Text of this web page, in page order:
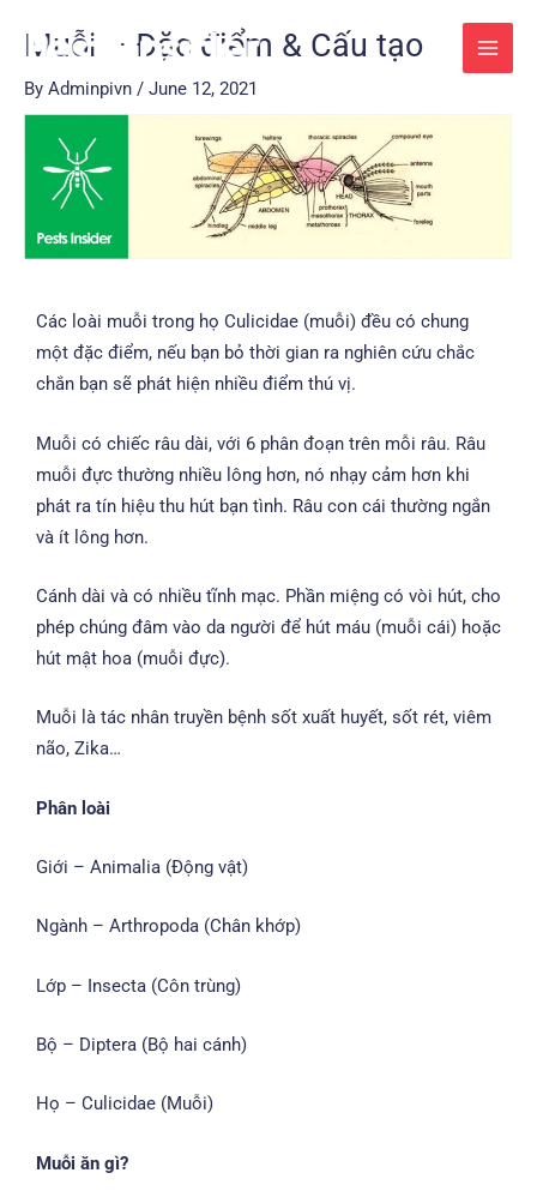
content
Muỗi – Đặc điểm & Cấu tạo
By Adminpivn / June 12, 2021
Các loài muỗi trong họ Culicidae (muỗi) đều có chung
một đặc điểm, nếu bạn bỏ thời gian ra nghiên cứu chắc
chắn bạn sẽ phát hiện nhiều điểm thú vị.
Muỗi có chiếc râu dài, với 6 phân đoạn trên mỗi râu. Râu
muỗi đực thường nhiều lông hơn, nó nhạy cảm hơn khi
phát ra tín hiệu thu hút bạn tình. Râu con cái thường ngắn
và ít lông hơn.
Cánh dài và có nhiều tĩnh mạc. Phần miệng có vòi hút, cho
phép chúng đâm vào da người để hút máu (muỗi cái) hoặc
hút mật hoa (muỗi đực).
Muỗi là tác nhân truyền bệnh sốt xuất huyết, sốt rét, viêm
não, Zika…
Phân loài
Giới – Animalia (Động vật)
Ngành – Arthropoda (Chân khớp)
Lớp – Insecta (Côn trùng)
Bộ – Diptera (Bộ hai cánh)
Họ – Culicidae (Muỗi)
Muỗi ăn gì?
navigation